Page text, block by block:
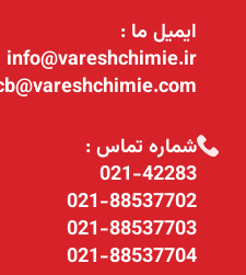
ایمیل ما :
info@vareshchimie.ir
شماره تماس :
021-42283
021-88537702
021-88537703
021-88537704